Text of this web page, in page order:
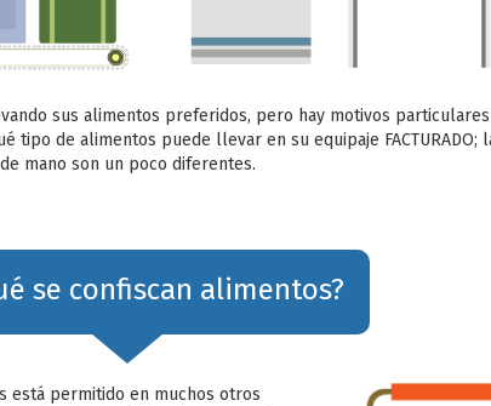
sus alimentos preferidos, pero hay motivos
de alimentos puede llevar en su equipaje FACTURADO;
de mano son un poco diferentes.
se confiscan alimentos?
está permitido en muchos otros